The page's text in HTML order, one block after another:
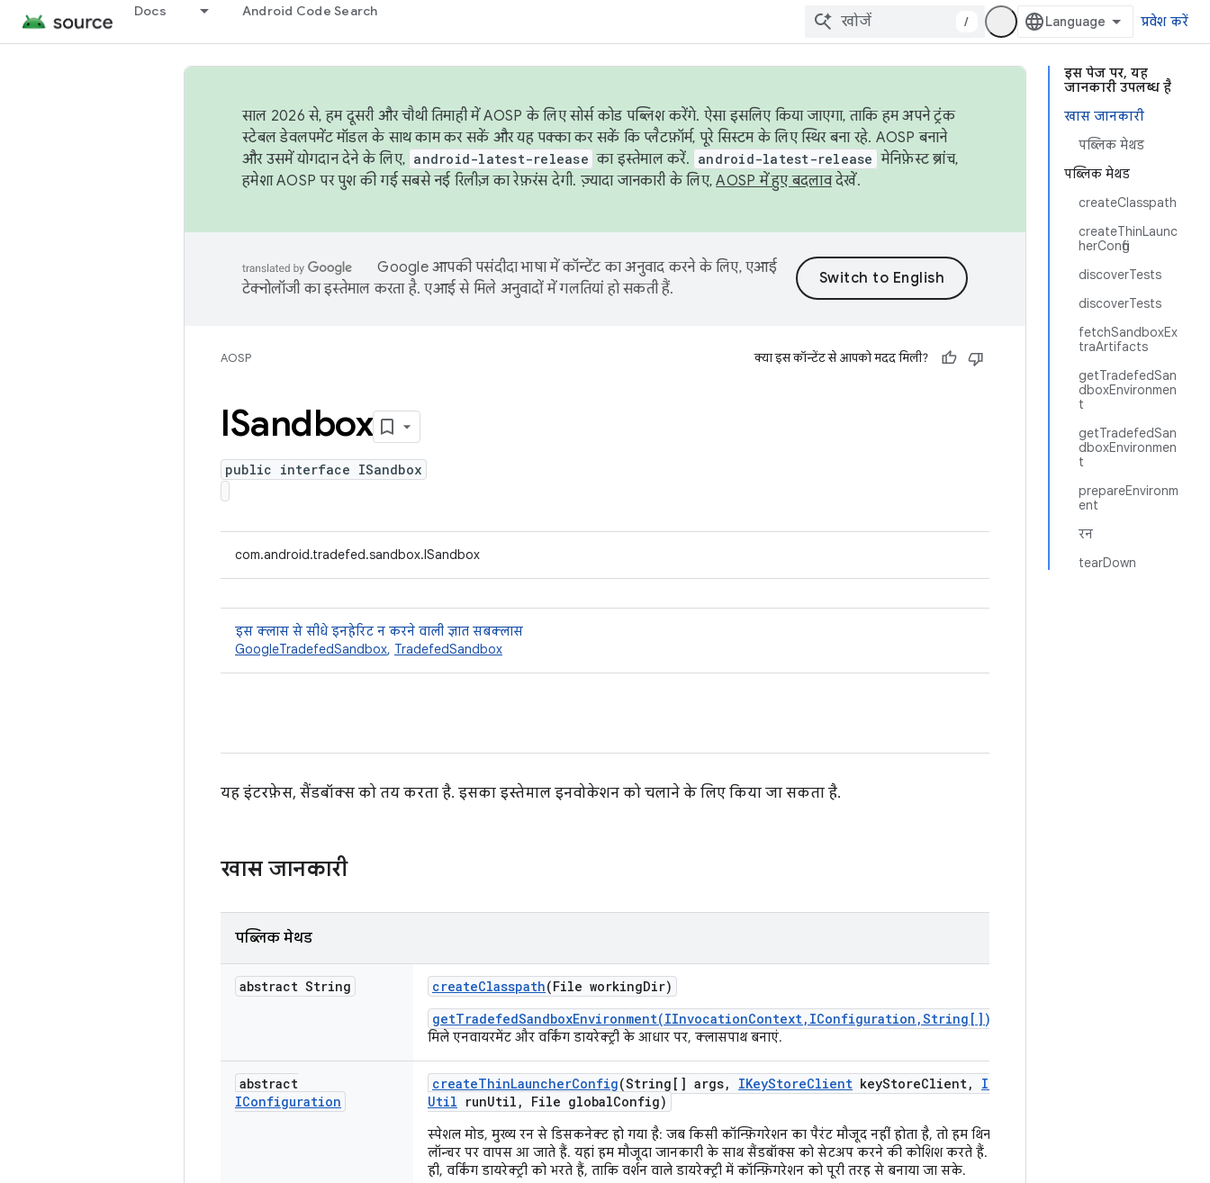
Docs Android Code Search
/ प्रवेश करें
इस पेज पर, यह
जानकारी उपलब्ध है
खास जानकारी
पब्लिक मेथड
पब्लिक मेथड
createClasspath
createThinLaunc
herConfig
discoverTests
discoverTests
fetchSandboxEx
traArtifacts
getTradefedSan
dboxEnvironmen
t
getTradefedSan
dboxEnvironmen
t
prepareEnvironm
ent
रन
tearDown
साल 2026 से, हम दूसरी और चौथी तिमाही में AOSP के लिए सोर्स कोड पब्लिश करेंगे. ऐसा इसलिए किया जाएगा, ताकि हम अपने ट्रंक
स्टेबल डेवलपमेंट मॉडल के साथ काम कर सकें और यह पक्का कर सकें कि प्लैटफ़ॉर्म, पूरे सिस्टम के लिए स्थिर बना रहे. AOSP बनाने
और उसमें योगदान देने के लिए, android-latest-release का इस्तेमाल करें. android-latest-release मेनिफ़ेस्ट ब्रांच,
हमेशा AOSP पर पुश की गई सबसे नई रिलीज़ का रेफ़रंस देगी. ज़्यादा जानकारी के लिए,AOSP में हुए बदलावदेखें.
Google आपकी पसंदीदा भाषा में कॉन्टेंट का अनुवाद करने के लिए, एआई
टेक्नोलॉजी का इस्तेमाल करता है. एआई से मिले अनुवादों में गलतियां हो सकती हैं.
AOSP क्या इस कॉन्टेंट से आपको मदद मिली?
ISandbox
public interface ISandbox
com.android.tradefed.sandbox.ISandbox
इस क्लास से सीधे इनहेरिट न करने वाली ज्ञात सबक्लास
GoogleTradefedSandbox, TradefedSandbox
यह इंटरफ़ेस, सैंडबॉक्स को तय करता है. इसका इस्तेमाल इनवोकेशन को चलाने के लिए किया जा सकता है.
खास जानकारी
पब्लिक मेथड
abstract String createClasspath(File workingDir)
getTradefedSandboxEnvironment(IInvocationContext,IConfiguration,String[])
मिले एनवायरमेंट और वर्किंग डायरेक्ट्री के आधार पर, क्लासपाथ बनाएं.
abstract
IConfiguration
createThinLauncherConfig(String[] args, IKeyStoreClient keyStoreClient,
IRun
Util runUtil , File globalConfig)
स्पेशल मोड, मुख्य रन से डिसकनेक्ट हो गया है: जब किसी कॉन्फ़िगरेशन का पैरंट मौजूद नहीं होता है, तो हम थिन
लॉन्चर पर वापस आ जाते हैं. यहां हम मौजूदा जानकारी के साथ सैंडबॉक्स को सेटअप करने की कोशिश करते हैं. साथ
ही, वर्किंग डायरेक्ट्री को भरते हैं, ताकि वर्शन वाले डायरेक्ट्री में कॉन्फ़िगरेशन को पूरी तरह से बनाया जा सके.